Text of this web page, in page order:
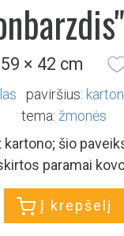
šio
paramai
Į krepšelį
grąžinimogarantija